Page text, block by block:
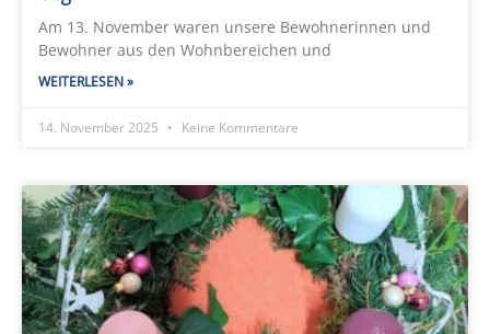
Am 13. November waren unsere Bewohnerinnen und
Bewohner aus den Wohnbereichen und
WEITERLESEN »
14. November 2025 Keine Kommentare